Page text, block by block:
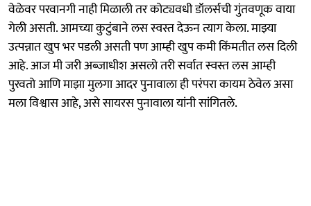
वेळेवर परवानगी नाही मिळाली तर कोट्यवधी डॉलर्सची गुंतवणूक वाया
गेली असती. आमच्या कुटुंबाने लस स्वस्त देऊन त्याग केला. माझ्या
उत्पन्नात खुप भर पडली असती पण आम्ही खुप कमी किंमतीत लस दिली
आहे. आज मी जरी अब्जाधीश असलो तरी सर्वात स्वस्त लस आम्ही
पुरवतो आणि माझा मुलगा आदर पुनावाला ही परंपरा कायम ठेवेल असा
मला विश्वास आहे, असे सायरस पुनावाला यांनी सांगितले.